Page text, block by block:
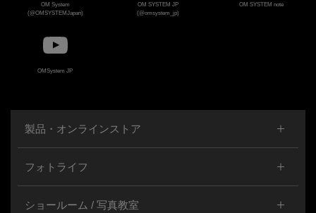
OM System
(@OMSYSTEMJapan)
OM SYSTEM JP
(@omsystem_jp)
OM SYSTEM note
OMSystem JP
製品・オンラインストア
フォトライフ
ショールーム / 写真教室